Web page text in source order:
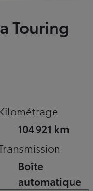
Touring
Kilométrage
104 921 km
Boîte
automatique